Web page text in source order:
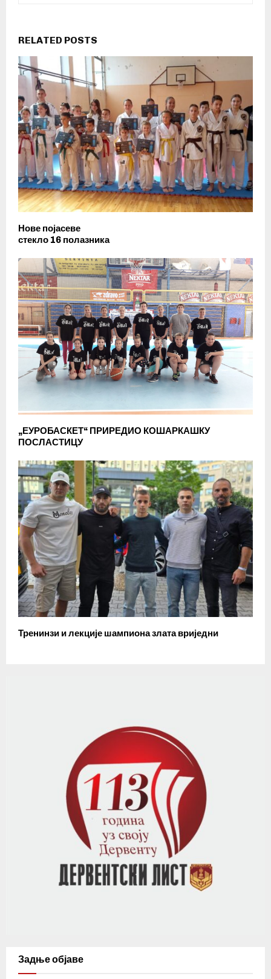
RELATED POSTS
Нове појасеве
стекло 16 полазника
„ЕУРОБАСКЕТ“ ПРИРЕДИО КОШАРКАШКУ
ПОСЛАСТИЦУ
Тренинзи и лекције шампиона злата вриједни
Задње објаве